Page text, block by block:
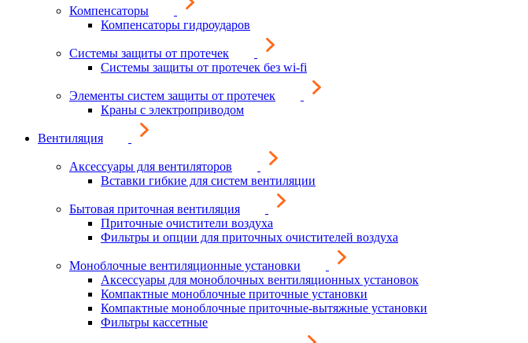
Компенсаторы
Компенсаторы гидроударов
Системы защиты от протечек
Системы защиты от протечек без wi-fi
Элементы систем защиты от протечек
Краны с электроприводом
Вентиляция
Аксессуары для вентиляторов
Вставки гибкие для систем вентиляции
Бытовая приточная вентиляция
Приточные очистители воздуха
Фильтры и опции для приточных очистителей воздуха
Моноблочные вентиляционные установки
Аксессуары для моноблочных вентиляционных установок
Компактные моноблочные приточные установки
Компактные моноблочные приточные-вытяжные установки
Фильтры кассетные